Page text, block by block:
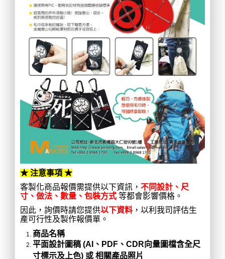
★ 注意事項 ★
客製化商品報價需提供以下資訊，不同設計、尺
寸、做法、數量、包裝方式 等都會影響價格。
因此，詢價時請您提供以下資料 ，以利我司評估生
產可行性及製作報價單。
商品名稱
平面設計圖稿 (AI、PDF、CDR向量圖檔含全尺
寸標示及上色) 或 相關產品照片